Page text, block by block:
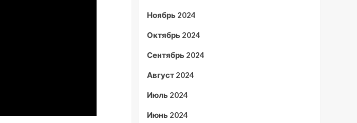
Ноябрь 2024
Октябрь 2024
Сентябрь 2024
Август 2024
Июль 2024
Июнь 2024